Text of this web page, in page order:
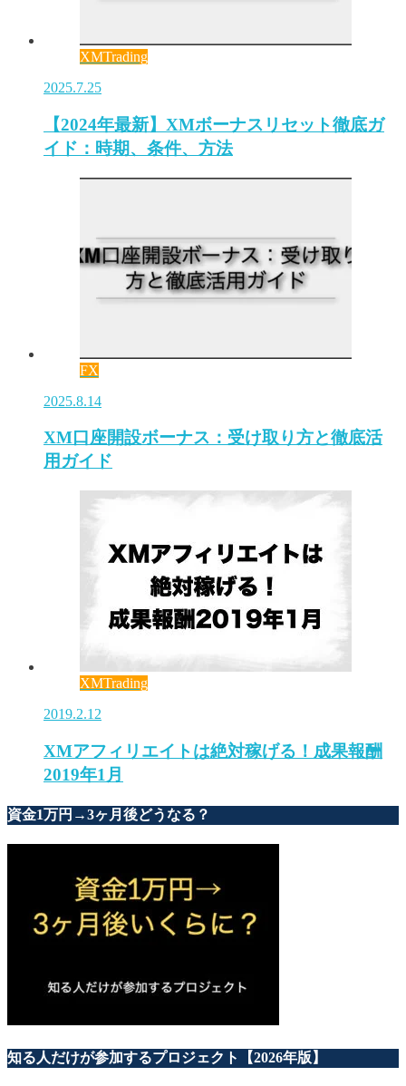
XMTrading
2025.7.25
【2024年最新】XMボーナスリセット徹底ガ
イド：時期、条件、方法
FX
2025.8.14
XM口座開設ボーナス：受け取り方と徹底活
用ガイド
XMTrading
2019.2.12
XMアフィリエイトは絶対稼げる！成果報酬
2019年1月
資金1万円→3ヶ月後どうなる？
知る人だけが参加するプロジェクト【2026年版】